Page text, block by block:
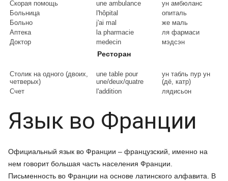
Скорая помощь
une ambulance
ун амбюланс
Больница
l'hôpital
опиталь
Больно
j'ai mal
же маль
Аптека
la pharmacie
ля фармаси
Доктор
medecin мэдсэн
Ресторан
Столик на одного (двоих,
четверых)
une table pour
une/deux/quatre
ун табль пур ун
(дё, катр)
Счет
l'addition лядисьон
Язык во Франции
Официальный язык во Франции – французский, именно на
нем говорит большая часть населения Франции.
Письменность во Франции на основе латинского алфавита. В